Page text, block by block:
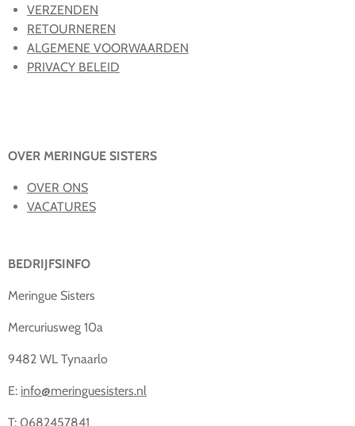
VERZENDEN
RETOURNEREN
ALGEMENE VOORWAARDEN
PRIVACY BELEID
OVER MERINGUE SISTERS
OVER ONS
VACATURES
BEDRIJFSINFO
Meringue Sisters
Mercuriusweg 10a
9482 WL Tynaarlo
E: info@meringuesisters.nl
T: 0682457841